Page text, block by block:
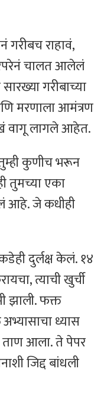
राहावं,
चालत आलेलं
गरीबाच्या
मरणाला आमंत्रण
वागू लागले आहेत.
कुणीच भरून
तुमच्या एका
आहे. जे कधीही
दुर्लक्ष केलं. १४
त्याची खुर्ची
झाली. फक्त
ध्यास
ताण आला. ते पेपर
जिद्द बांधली